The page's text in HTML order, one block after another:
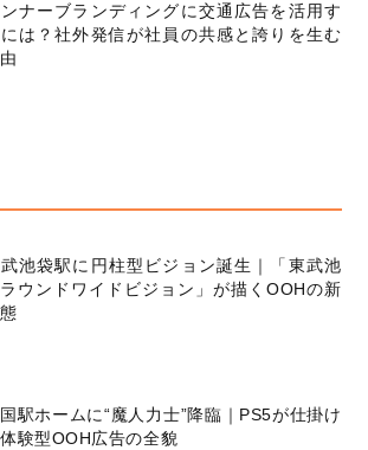
ナーブランディングに交通広告を活用す
は？社外発信が社員の共感と誇りを生む
池袋駅に円柱型ビジョン誕生｜「東武池
ウンドワイドビジョン」が描くOOHの新
駅ホームに“魔人力士”降臨｜PS5が仕掛け
験型OOH広告の全貌